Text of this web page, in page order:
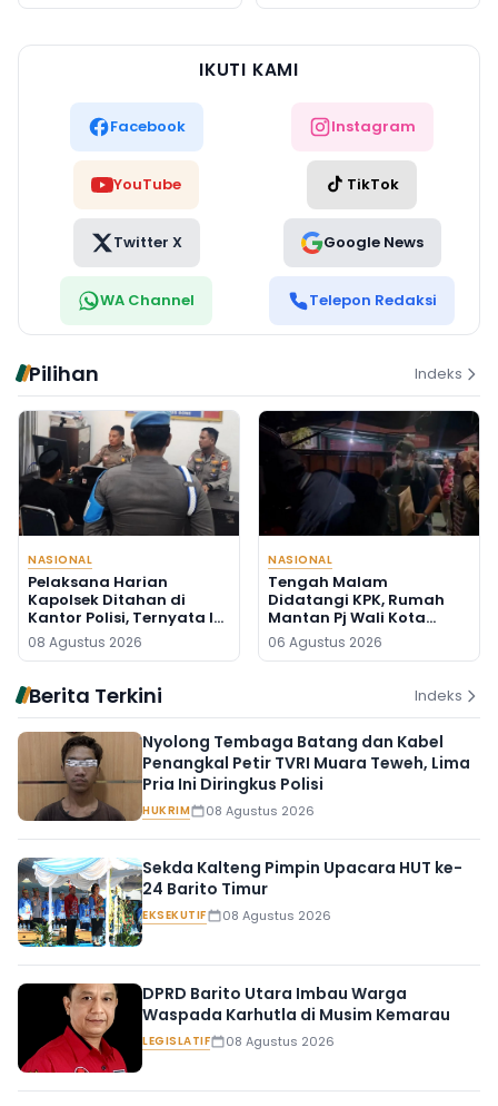
IKUTI KAMI
Facebook Instagram
YouTube TikTok
Twitter X Google News
WA Channel Telepon Redaksi
Pilihan Indeks
NASIONAL
Pelaksana Harian
Kapolsek Ditahan di
Kantor Polisi, Ternyata Ini
Penyebabnya
08 Agustus 2026
NASIONAL
Tengah Malam
Didatangi KPK, Rumah
Mantan Pj Wali Kota
Digeledah, Empat Koper
Dibawa
06 Agustus 2026
Berita Terkini Indeks
Nyolong Tembaga Batang dan Kabel
Penangkal Petir TVRI Muara Teweh, Lima
Pria Ini Diringkus Polisi
HUKRIM 08 Agustus 2026
Sekda Kalteng Pimpin Upacara HUT ke-
24 Barito Timur
EKSEKUTIF 08 Agustus 2026
DPRD Barito Utara Imbau Warga
Waspada Karhutla di Musim Kemarau
LEGISLATIF 08 Agustus 2026